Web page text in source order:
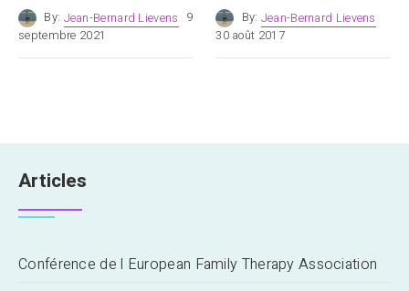
By: Jean-Bernard Lievens
9
septembre 2021
By: Jean-Bernard Lievens
30 août 2017
Articles
Conférence de l European Family Therapy Association